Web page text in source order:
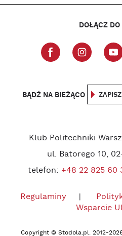
DOŁĄCZ
BĄDŹ NA BIEŻĄCO
Klub Politechniki
ul. Batorego 10,
telefon: +48 22 825 60
Regulaminy
Wsparcie
Copyright © Stodola.pl. 2012-